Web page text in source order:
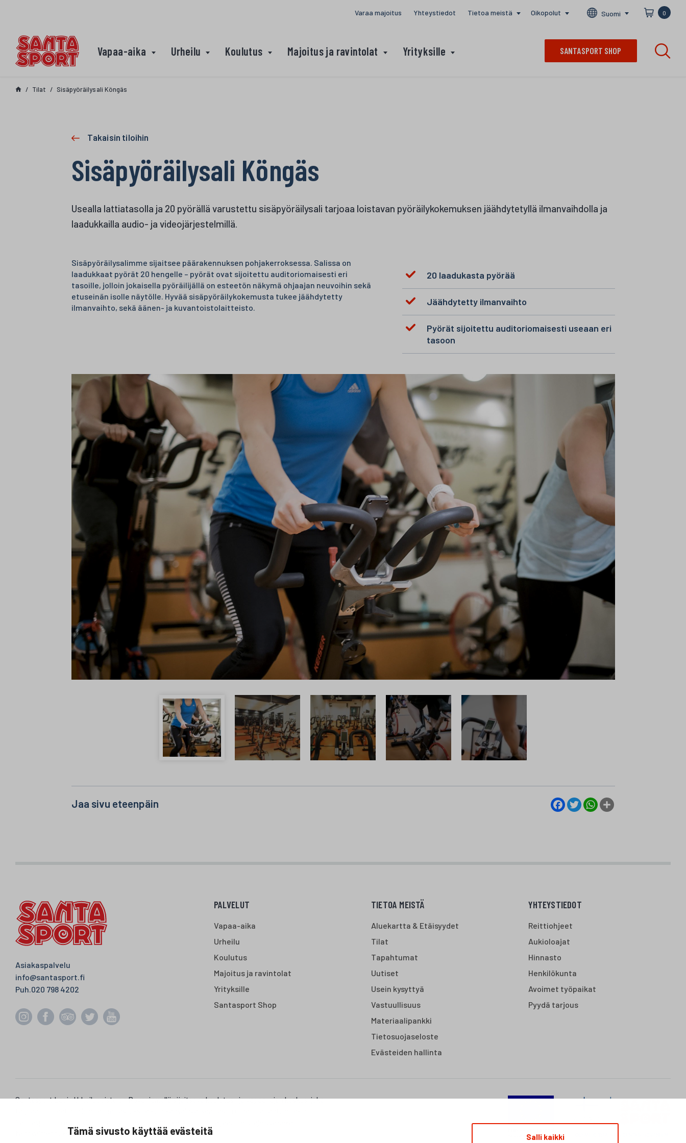
Tämä sivusto käyttää evästeitä
Salli kaikki
Varaa majoitus Yhteystiedot Tietoa meistä Oikopolut Suomi 0
Vapaa-aika Urheilu Koulutus Majoitus ja ravintolat Yrityksille SANTASPORT SHOP
Tilat Sisäpyöräilysali Köngäs
Takaisin tiloihin
Sisäpyöräilysali Köngäs
Usealla lattiatasolla ja 20 pyörällä varustettu sisäpyöräilysali tarjoaa loistavan pyöräilykokemuksen jäähdytetyllä ilmanvaihdolla ja
laadukkailla audio- ja videojärjestelmillä.
Sisäpyöräilysalimme sijaitsee päärakennuksen pohjakerroksessa. Salissa on
laadukkaat pyörät 20 hengelle – pyörät ovat sijoitettu auditoriomaisesti eri
tasoille, jolloin jokaisella pyöräilijällä on esteetön näkymä ohjaajan neuvoihin sekä
etuseinän isolle näytölle. Hyvää sisäpyöräilykokemusta tukee jäähdytetty
ilmanvaihto, sekä äänen- ja kuvantoistolaitteisto.
20 laadukasta pyörää
Jäähdytetty ilmanvaihto
Pyörät sijoitettu auditoriomaisesti useaan eri
tasoon
Jaa sivu eteenpäin Facebook
TwitterWhatsApp
Share
Asiakaspalvelu
info@santasport.fi
Puh.020 798 4202
PALVELUT
Vapaa-aika
Urheilu
Koulutus
Majoitus ja ravintolat
Yrityksille
Santasport Shop
TIETOA MEISTÄ
Aluekartta & Etäisyydet
Tilat
Tapahtumat
Uutiset
Usein kysyttyä
Vastuullisuus
Materiaalipankki
Tietosuojaseloste
Evästeiden hallinta
YHTEYSTIEDOT
Reittiohjeet
Aukioloajat
Hinnasto
Henkilökunta
Avoimet työpaikat
Pyydä tarjous
Santasport Lapin Urheiluopisto on Rovaniemellä sijaitseva koulutus- ja vapaa-ajan keskus, joka
taitovalmennuksessa.